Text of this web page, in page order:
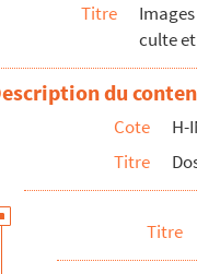
Titre
culte
du
Cote
H-
Titre
Titre